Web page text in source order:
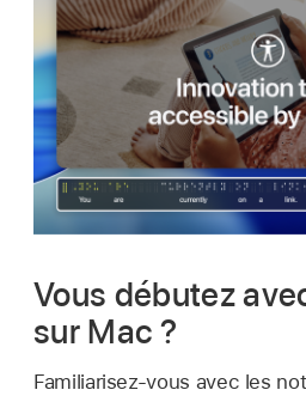
Vous débutez
sur Mac ?
Familiarisez-vous avec les